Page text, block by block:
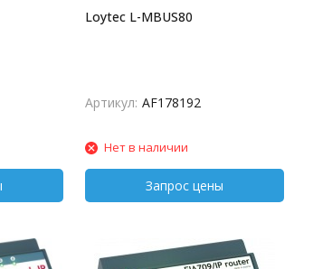
Loytec L-MBUS80
Артикул: AF178192
Нет в наличии